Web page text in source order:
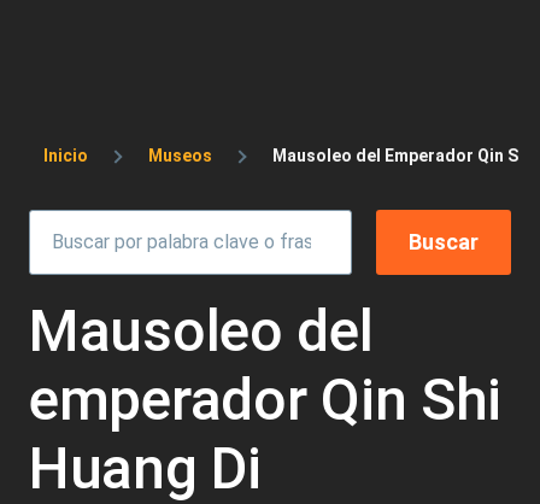
Sobrescribir enlaces de ayuda a la
Inicio Museos Mausoleo del Emperador Qin Shi
Mausoleo del
emperador Qin Shi
Huang Di